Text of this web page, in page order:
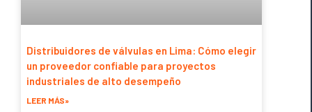
Distribuidores de válvulas en Lima: Cómo elegir
un proveedor confiable para proyectos
industriales de alto desempeño
LEER MÁS»